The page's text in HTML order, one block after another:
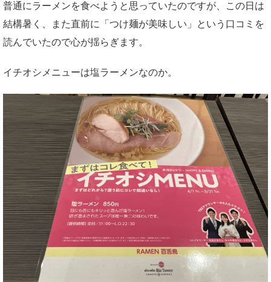
普通にラーメンを食べようと思っていたのですが、この日は
結構暑く、また直前に「つけ麺が美味しい」という口コミを
読んでいたので心が揺らぎます。
イチオシメニューは塩ラーメンなのか。